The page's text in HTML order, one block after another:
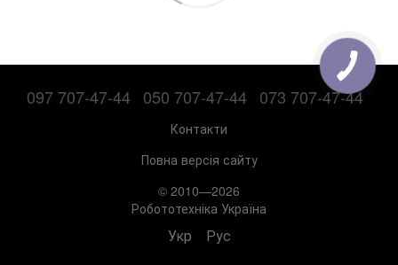
097 707-47-44 050 707-47-44 073 707-47-44
Контакти
Повна версія сайту
© 2010—2026
Робототехніка Україна
Укр Рус